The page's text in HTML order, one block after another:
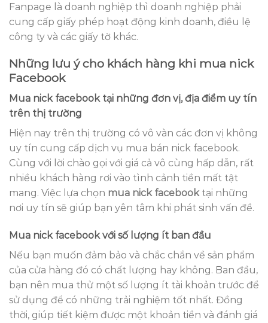
Fanpage là doanh nghiệp thì doanh nghiệp phải
cung cấp giấy phép hoạt động kinh doanh, điều lệ
công ty và các giấy tờ khác.
Những lưu ý cho khách hàng khi mua nick
Facebook
Mua nick facebook tại những đơn vị, địa điểm uy tín
trên thị trường
Hiện nay trên thị trường có vô vàn các đơn vị không
uy tín cung cấp dịch vụ mua bán nick facebook.
Cùng với lời chào gọi với giá cả vô cùng hấp dẫn, rất
nhiều khách hàng rơi vào tình cảnh tiền mất tật
mang. Việc lựa chọn mua nick facebook tại những
nơi uy tín sẽ giúp bạn yên tâm khi phát sinh vấn đề.
Mua nick facebook với số lượng ít ban đầu
Nếu bạn muốn đảm bảo và chắc chắn về sản phẩm
của cửa hàng đó có chất lượng hay không. Ban đầu,
bạn nên mua thử một số lượng ít tài khoản trước để
sử dụng để có những trải nghiệm tốt nhất. Đồng
thời, giúp tiết kiệm được một khoản tiền và đánh giá